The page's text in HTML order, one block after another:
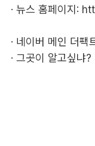
· 뉴스 홈페이지:
· 네이버 메인 더팩
· 그곳이 알고싶냐